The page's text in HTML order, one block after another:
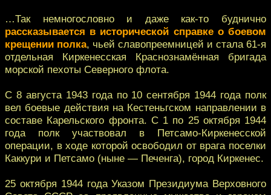
…Так немногословно и даже как-то буднично
рассказывается в исторической справке о боевом
крещении полка, чьей славопреемницей и стала 61-я
отдельная Киркенесская Краснознамённая бригада
морской пехоты Северного флота.
С 8 августа 1943 года по 10 сентября 1944 года полк
вел боевые действия на Кестеньгском направлении в
составе Карельского фронта. С 1 по 25 октября 1944
года полк участвовал в Петсамо-Киркенесской
операции, в ходе которой освободил от врага поселки
Каккури и Петсамо (ныне — Печенга), город Киркенес.
25 октября 1944 года Указом Президиума Верховного